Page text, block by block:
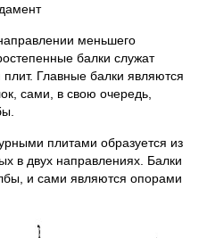
меньшего
балки служат
Главные балки являются
сами, в свою очередь,
плитами образуется из
в двух направлениях. Балки
и сами являются опорами